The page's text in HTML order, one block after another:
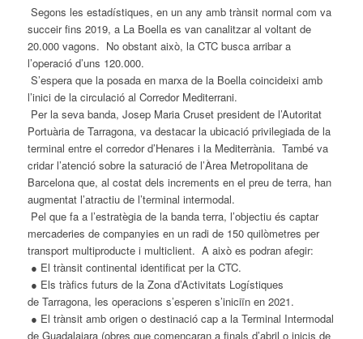
Segons les estadístiques, en un any amb trànsit normal com va
succeir fins 2019, a La Boellaes van canalitzar al voltant de
20.000 vagons. No obstant això, la CTC busca arribar a
l’operació d’uns 120.000.
S’espera que la posada en marxa de la Boellacoincideixi amb
l’inici de la circulació al Corredor Mediterrani.
Per la seva banda, Josep Maria Cruset president de l’Autoritat
Portuària de Tarragona, va destacar la ubicació privilegiada de la
terminal entre el corredor d’Henares i la Mediterrània. També va
cridar l’atenció sobre la saturació de l’Àrea Metropolitana de
Barcelona que, al costat dels increments en el preu de terra, han
augmentat l’atractiu de l’terminal intermodal.
Pel que fa a l’estratègia de la banda terra, l’objectiu és captar
mercaderies de companyies en un radi de 150 quilòmetres per
transport multiproducte i multiclient. A això es podran afegir:
● El trànsit continental identificat per la CTC.
● Els tràfics futurs de la Zona d’Activitats Logístiques
de Tarragona, les operacions s’esperen s’iniciïn en 2021.
● El trànsit amb origen o destinació cap a la Terminal Intermodal
de Guadalajara (obres que començaran a finals d’abril o inicis de